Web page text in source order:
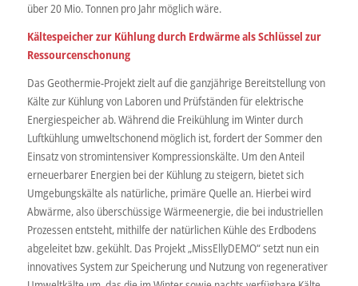
über 20 Mio. Tonnen pro Jahr möglich wäre.
Kältespeicher zur Kühlung durch Erdwärme als Schlüssel zur
Ressourcenschonung
Das Geothermie-Projekt zielt auf die ganzjährige Bereitstellung von
Kälte zur Kühlung von Laboren und Prüfständen für elektrische
Energiespeicher ab. Während die Freikühlung im Winter durch
Luftkühlung umweltschonend möglich ist, fordert der Sommer den
Einsatz von stromintensiver Kompressionskälte. Um den Anteil
erneuerbarer Energien bei der Kühlung zu steigern, bietet sich
Umgebungskälte als natürliche, primäre Quelle an. Hierbei wird
Abwärme, also überschüssige Wärmeenergie, die bei industriellen
Prozessen entsteht, mithilfe der natürlichen Kühle des Erdbodens
abgeleitet bzw. gekühlt. Das Projekt „MissEllyDEMO“ setzt nun ein
innovatives System zur Speicherung und Nutzung von regenerativer